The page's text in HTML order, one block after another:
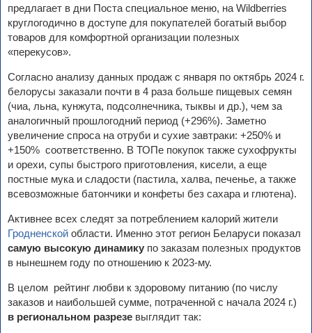
предлагает в дни Поста специальное меню, на Wildberries
круглогодично в доступе для покупателей богатый выбор
товаров для комфортной организации полезных
«перекусов».
Согласно анализу данных продаж с января по октябрь 2024 г.
белорусы заказали почти в 4 раза больше пищевых семян
(чиа, льна, кунжута, подсолнечника, тыквы и др.), чем за
аналогичный прошлогодний период (+296%). Заметно
увеличение спроса на отруби и сухие завтраки: +250% и
+150% соответственно. В ТОПе покупок также сухофрукты
и орехи, супы быстрого приготовления, кисели, а еще
постные мука и сладости (пастила, халва, печенье, а также
всевозможные батончики и конфеты без сахара и глютена).
Активнее всех следят за потреблением калорий жители
Гродненской области. Именно этот регион Беларуси показал
самую высокую динамику по заказам полезных продуктов
в нынешнем году по отношению к 2023-му.
В целом рейтинг любви к здоровому питанию (по числу
заказов и наибольшей сумме, потраченной с начала 2024 г.)
в региональном разрезе выглядит так: